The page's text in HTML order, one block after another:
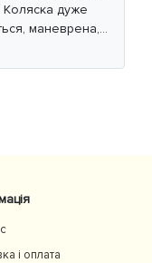
Коляска дуже
маневрена,
капюшон
і оплата